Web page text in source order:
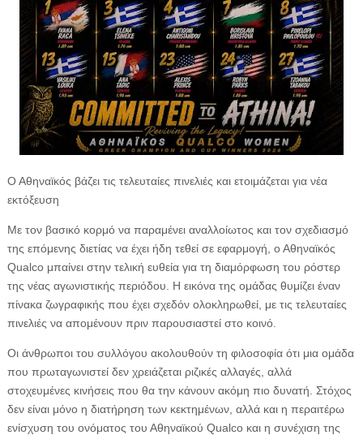
Ο Αθηναϊκός βάζει τις τελευταίες πινελιές και ετοιμάζεται για νέα
εκτόξευση
Με τον βασικό κορμό να παραμένει αναλλοίωτος και τον σχεδιασμό
της επόμενης διετίας να έχει ήδη τεθεί σε εφαρμογή, ο Αθηναϊκός
Qualco μπαίνει στην τελική ευθεία για τη διαμόρφωση του ρόστερ
της νέας αγωνιστικής περιόδου. Η εικόνα της ομάδας θυμίζει έναν
πίνακα ζωγραφικής που έχει σχεδόν ολοκληρωθεί, με τις τελευταίες
πινελιές να απομένουν πριν παρουσιαστεί στο κοινό.
Οι άνθρωποι του συλλόγου ακολουθούν τη φιλοσοφία ότι μια ομάδα
που πρωταγωνιστεί δεν χρειάζεται ριζικές αλλαγές, αλλά
στοχευμένες κινήσεις που θα την κάνουν ακόμη πιο δυνατή. Στόχος
δεν είναι μόνο η διατήρηση των κεκτημένων, αλλά και η περαιτέρω
ενίσχυση του ονόματος του Αθηναϊκού Qualco και η συνέχιση της